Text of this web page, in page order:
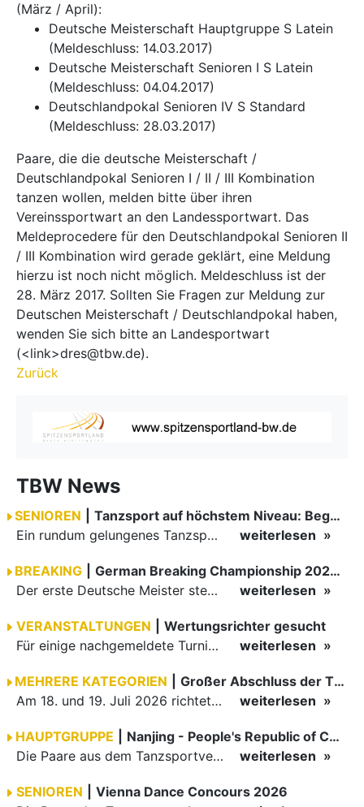
(März / April):
Deutsche Meisterschaft Hauptgruppe S Latein
(Meldeschluss: 14.03.2017)
Deutsche Meisterschaft Senioren I S Latein
(Meldeschluss: 04.04.2017)
Deutschlandpokal Senioren IV S Standard
(Meldeschluss: 28.03.2017)
Paare, die die deutsche Meisterschaft /
Deutschlandpokal Senioren I / II / III Kombination
tanzen wollen, melden bitte über ihren
Vereinssportwart an den Landessportwart. Das
Meldeprocedere für den Deutschlandpokal Senioren II
/ III Kombination wird gerade geklärt, eine Meldung
hierzu ist noch nicht möglich. Meldeschluss ist der
28. März 2017. Sollten Sie Fragen zur Meldung zur
Deutschen Meisterschaft / Deutschlandpokal haben,
wenden Sie sich bitte an Landesportwart
(<link>dres@tbw.de).
Zurück
TBW News
SENIOREN
Tanzsport auf höchstem Niveau: Begeisterung bei den Turnieren in…
Ein rundum gelungenes Tanzsport-Wochenende liegt hinter den Paaren und Organisatoren in Enzklösterle. Am 1. und 2. August 2026 verwandelte sich die Festhalle wieder in einen lebendigen Mittelpunkt des…
weiterlesen
BREAKING
German Breaking Championship 2026 in Hannover
Der erste Deutsche Meister steht fest B-Boy Roman siegt bei den Juniors
weiterlesen
VERANSTALTUNGEN
Wertungsrichter gesucht
Für einige nachgemeldete Turniere im 2 Halbjahr sucht der ZWE noch Wertungsrichter.
weiterlesen
MEHRERE KATEGORIEN
Großer Abschluss der TBW-Trophy in Weinheim
Am 18. und 19. Juli 2026 richtete die Tanzsportabteilung (TSA) der TSG 1862 Weinheim das Abschlussturnier der diesjährigen TBW-Trophy-Serie aus. Zum traditionellen Saisonfinale kamen rund 400 Starts über…
weiterlesen
HAUPTGRUPPE
Nanjing - People's Republic of China
Die Paare aus dem Tanzsportverband Baden-Württemberg (TBW) haben beim hochklassig besetzten WDSF GrandSlam im chinesischen Nanjing wieder einmal auf internationalem Top-Niveau geglänzt. Das…
weiterlesen
SENIOREN
Vienna Dance Concours 2026